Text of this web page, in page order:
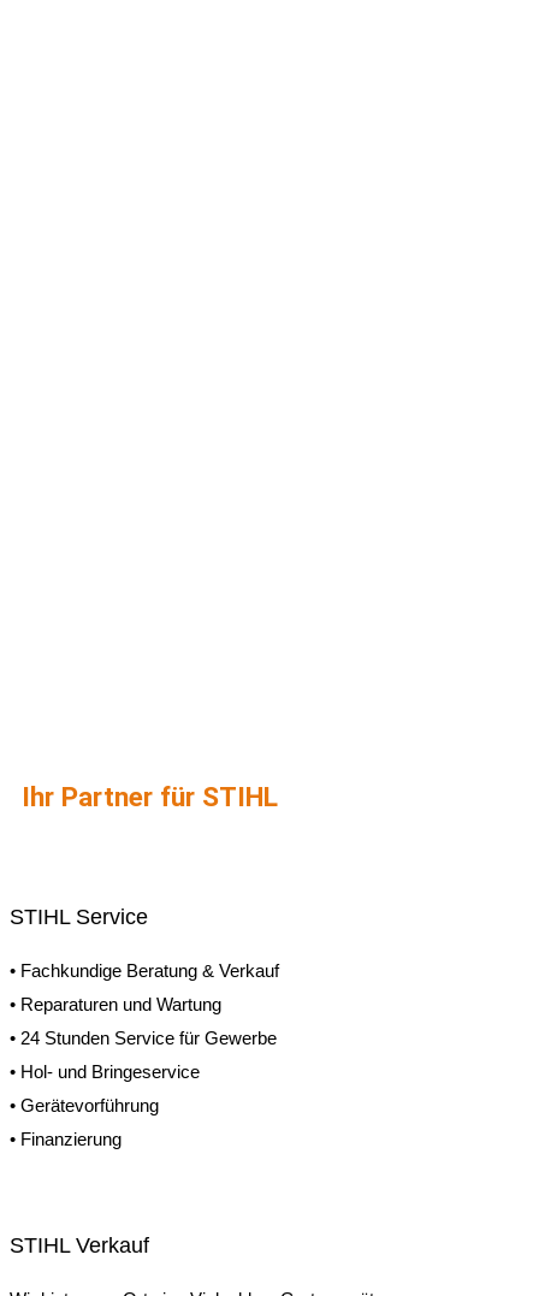
Ihr Partner für STIHL
STIHL Service
• Fachkundige Beratung & Verkauf
• Reparaturen und Wartung
• 24 Stunden Service für Gewerbe
• Hol- und Bringeservice
• Gerätevorführung
• Finanzierung
STIHL Verkauf